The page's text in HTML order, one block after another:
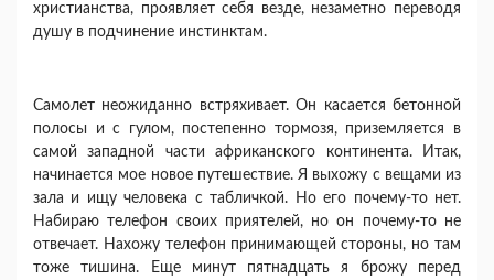
христианства, проявляет себя везде, незамет­но переводя
душу в подчинение инстинктам.
Самолет неожиданно встряхивает. Он касается бе­тонной
полосы и с гулом, постепенно тормозя, при­земляется в
самой западной части африканского кон­тинента. Итак,
начинается мое новое путешествие. Я выхожу с вещами из
зала и ищу человека с таблич­кой. Но его почему-то нет.
Набираю телефон своих приятелей, но он почему-то не
отвечает. Нахожу те­лефон принимающей стороны, но там
тоже тишина. Еще минут пятнадцать я брожу перед